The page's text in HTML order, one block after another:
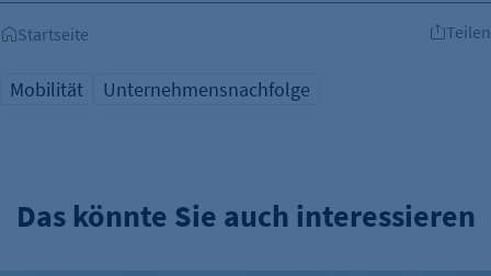
Startseite Teilen
Mobilität Unternehmensnachfolge
Das könnte Sie auch interessieren